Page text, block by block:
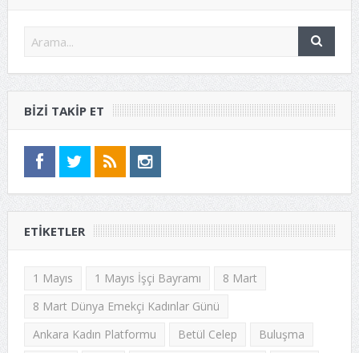
BIZI TAKIP ET
ETIKETLER
1 Mayıs 1 Mayıs İşçi Bayramı
8 Mart
8 Mart Dünya Emekçi Kadınlar Günü
Ankara Kadın Platformu
Betül Celep
Buluşma